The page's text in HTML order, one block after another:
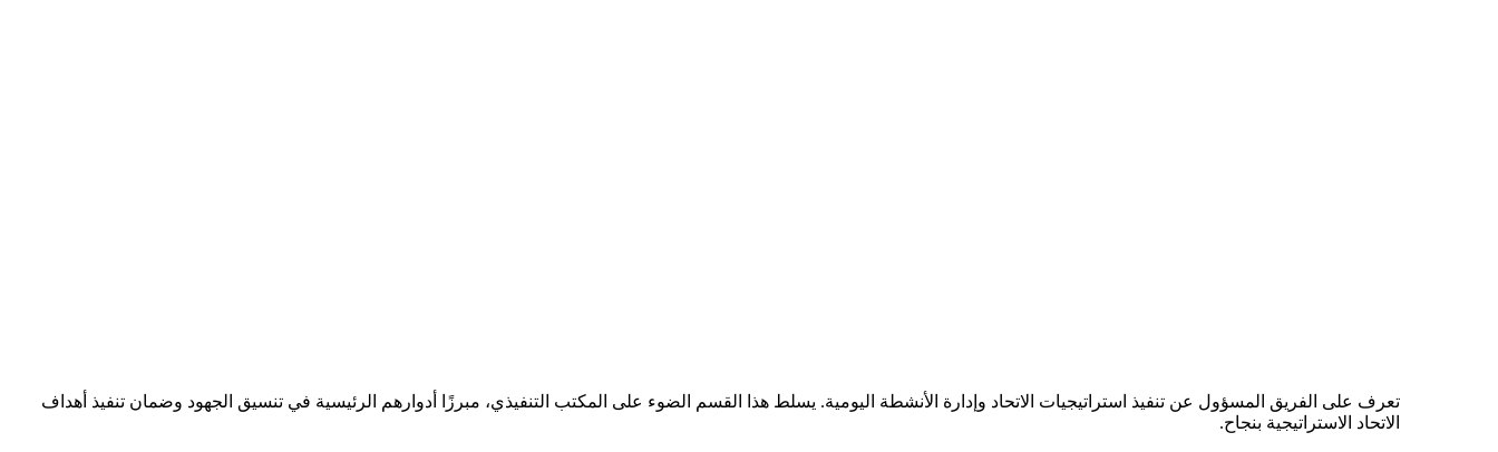
تعرف على الفريق المسؤول عن تنفيذ استراتيجيات الاتحاد وإدارة الأنشطة اليومية. يسلط هذا القسم الضوء على المكتب التنفيذي، مبرزًا أدوارهم الرئيسية في تنسيق الجهود وضمان تنفيذ أهداف
الاتحاد الاستراتيجية بنجاح.